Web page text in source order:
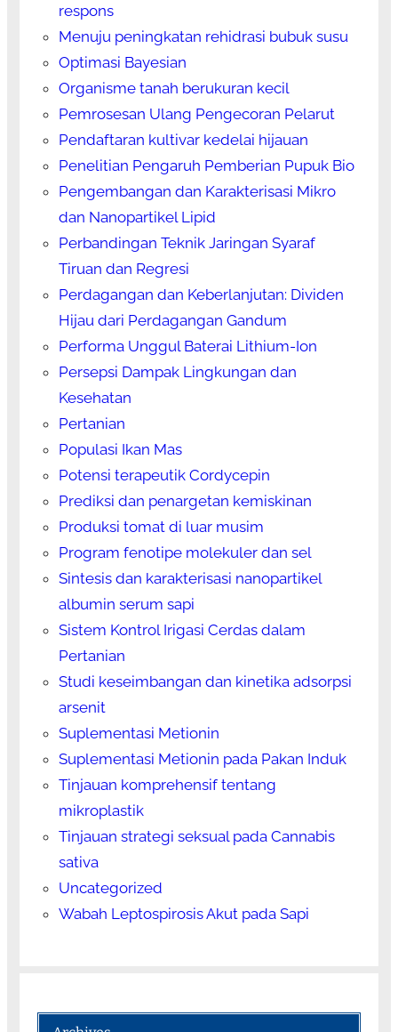
respons
Menuju peningkatan rehidrasi bubuk susu
Optimasi Bayesian
Organisme tanah berukuran kecil
Pemrosesan Ulang Pengecoran Pelarut
Pendaftaran kultivar kedelai hijauan
Penelitian Pengaruh Pemberian Pupuk Bio
Pengembangan dan Karakterisasi Mikro
dan Nanopartikel Lipid
Perbandingan Teknik Jaringan Syaraf
Tiruan dan Regresi
Perdagangan dan Keberlanjutan: Dividen
Hijau dari Perdagangan Gandum
Performa Unggul Baterai Lithium-Ion
Persepsi Dampak Lingkungan dan
Kesehatan
Pertanian
Populasi Ikan Mas
Potensi terapeutik Cordycepin
Prediksi dan penargetan kemiskinan
Produksi tomat di luar musim
Program fenotipe molekuler dan sel
Sintesis dan karakterisasi nanopartikel
albumin serum sapi
Sistem Kontrol Irigasi Cerdas dalam
Pertanian
Studi keseimbangan dan kinetika adsorpsi
arsenit
Suplementasi Metionin
Suplementasi Metionin pada Pakan Induk
Tinjauan komprehensif tentang
mikroplastik
Tinjauan strategi seksual pada Cannabis
sativa
Uncategorized
Wabah Leptospirosis Akut pada Sapi